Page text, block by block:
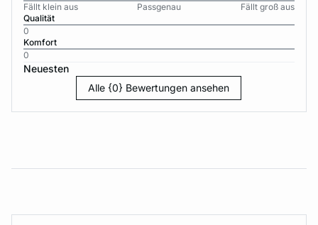
Fällt klein aus
Passgenau
Fällt groß aus
Qualität
0
Komfort
0
Neuesten
Alle {0} Bewertungen ansehen